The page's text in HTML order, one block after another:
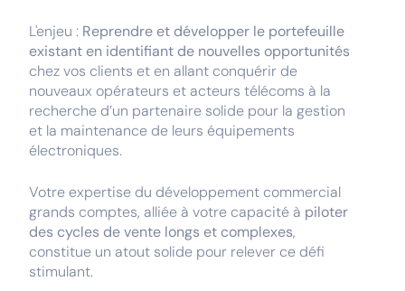
L'enjeu : Reprendre et développer le portefeuille
existant en identifiant de nouvelles opportunités
chez vos clients et en allant conquérir de
nouveaux opérateurs et acteurs télécoms à la
recherche d’un partenaire solide pour la gestion
et la maintenance de leurs équipements
électroniques.
Votre expertise du développement commercial
grands comptes, alliée à votre capacité à piloter
des cycles de vente longs et complexes,
constitue un atout solide pour relever ce défi
stimulant.